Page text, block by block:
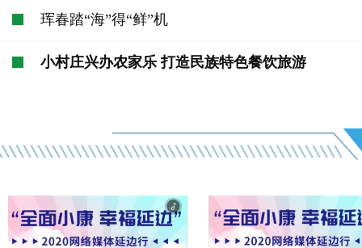
珲春踏“海”得“鲜”机
小村庄兴办农家乐 打造民族特色餐饮旅游